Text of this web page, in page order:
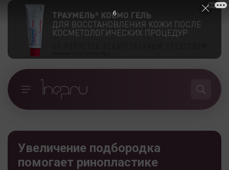
Увеличение подбородка
помогает ринопластике
5